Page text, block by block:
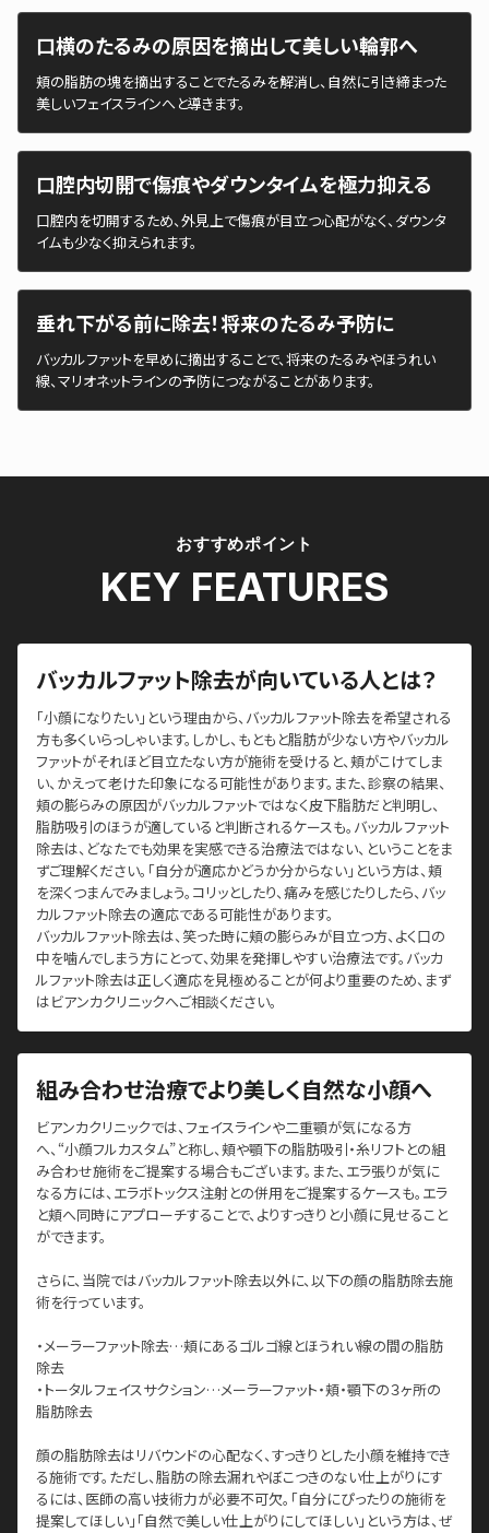
口横のたるみの原因を摘出して美しい輪郭へ
頬の脂肪の塊を摘出することでたるみを解消し、自然に引き締まった
美しいフェイスラインへと導きます。
口腔内切開で傷痕やダウンタイムを極力抑える
口腔内を切開するため、外見上で傷痕が目立つ心配がなく、ダウンタ
イムも少なく抑えられます。
垂れ下がる前に除去！将来のたるみ予防に
バッカルファットを早めに摘出することで、将来のたるみやほうれい
線、マリオネットラインの予防につながることがあります。
おすすめポイント
KEY FEATURES
バッカルファット除去が向いている人とは？
「小顔になりたい」という理由から、バッカルファット除去を希望される
方も多くいらっしゃいます。しかし、もともと脂肪が少ない方やバッカル
ファットがそれほど目立たない方が施術を受けると、頬がこけてしま
い、かえって老けた印象になる可能性があります。また、診察の結果、
頬の膨らみの原因がバッカルファットではなく皮下脂肪だと判明し、
脂肪吸引のほうが適していると判断されるケースも。バッカルファット
除去は、どなたでも効果を実感できる治療法ではない、ということをま
ずご理解ください。「自分が適応かどうか分からない」という方は、頬
を深くつまんでみましょう。コリッとしたり、痛みを感じたりしたら、バッ
カルファット除去の適応である可能性があります。
バッカルファット除去は、笑った時に頬の膨らみが目立つ方、よく口の
中を噛んでしまう方にとって、効果を発揮しやすい治療法です。バッカ
ルファット除去は正しく適応を見極めることが何より重要のため、まず
はビアンカクリニックへご相談ください。
組み合わせ治療でより美しく自然な小顔へ
ビアンカクリニックでは、フェイスラインや二重顎が気になる方
へ、“小顔フルカスタム”と称し、頬や顎下の脂肪吸引・糸リフトとの組
み合わせ施術をご提案する場合もございます。また、エラ張りが気に
なる方には、エラボトックス注射との併用をご提案するケースも。エラ
と頬へ同時にアプローチすることで、よりすっきりと小顔に見せること
ができます。
さらに、当院ではバッカルファット除去以外に、以下の顔の脂肪除去施
術を行っています。
・メーラーファット除去…頬にあるゴルゴ線とほうれい線の間の脂肪
除去
・トータルフェイスサクション…メーラーファット・頬・顎下の３ヶ所の
脂肪除去
顔の脂肪除去はリバウンドの心配なく、すっきりとした小顔を維持でき
る施術です。ただし、脂肪の除去漏れやぼこつきのない仕上がりにす
るには、医師の高い技術力が必要不可欠。「自分にぴったりの施術を
提案してほしい」「自然で美しい仕上がりにしてほしい」という方は、ぜ